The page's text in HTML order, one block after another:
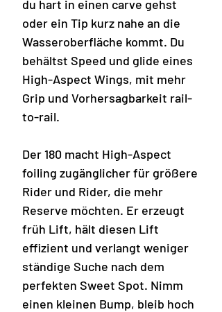
du hart in einen carve gehst
oder ein Tip kurz nahe an die
Wasseroberfläche kommt. Du
behältst Speed und glide eines
High-Aspect Wings, mit mehr
Grip und Vorhersagbarkeit rail-
to-rail.
Der 180 macht High-Aspect
foiling zugänglicher für größere
Rider und Rider, die mehr
Reserve möchten. Er erzeugt
früh Lift, hält diesen Lift
effizient und verlangt weniger
ständige Suche nach dem
perfekten Sweet Spot. Nimm
einen kleinen Bump, bleib hoch